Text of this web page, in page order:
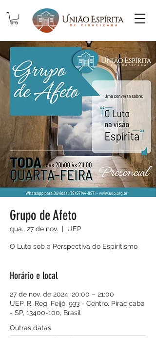
Grupo de Afeto
qua., 27 de nov.
  |
UEP
O Luto sob a Perspectiva do Espiritismo
Horário e local
27 de nov. de 2024, 20:00 – 21:00
UEP, R. Reg. Feijó, 933 - Centro, Piracicaba
- SP, 13400-100, Brasil
Outras datas